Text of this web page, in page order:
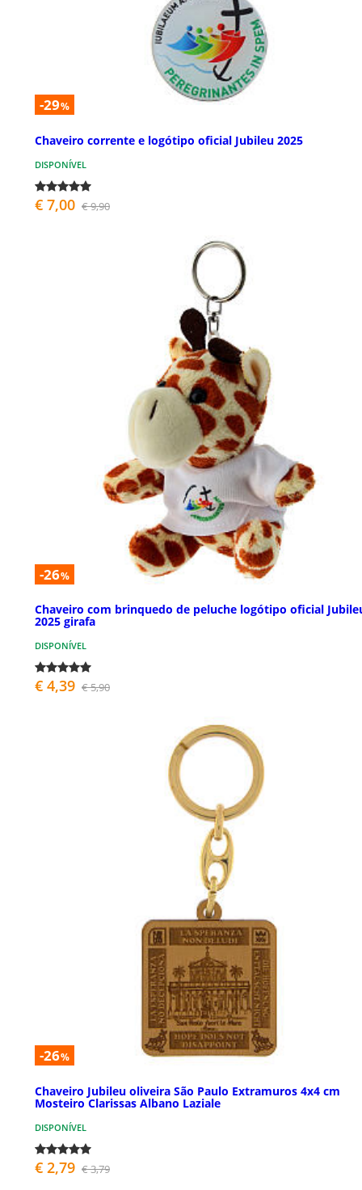
-29%
Chaveiro corrente e logótipo oficial Jubileu 2025
DISPONÍVEL
€ 7,00 € 9,90
-26%
Chaveiro com brinquedo de peluche logótipo oficial
2025 girafa
DISPONÍVEL
€ 4,39 € 5,90
-26%
Chaveiro Jubileu oliveira São Paulo Extramuros 4x4 cm
Mosteiro Clarissas Albano Laziale
DISPONÍVEL
€ 2,79 € 3,79